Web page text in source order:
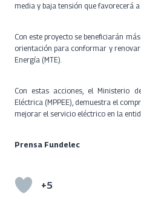
media y baja tensión que favorecerá
Con este proyecto se beneficiarán
orientación para conformar y renovar
Energía (MTE).
Con estas acciones, el Ministerio
Eléctrica (MPPEE), demuestra el
mejorar el servicio eléctrico en la
Prensa Fundelec
+5